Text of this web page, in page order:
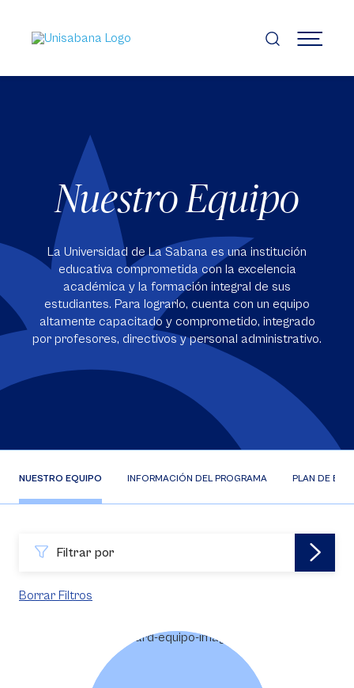
contenido
principal
MENÚ
Nuestro Equipo
La Universidad de La Sabana es una institución
educativa comprometida con la excelencia
académica y la formación integral de sus
estudiantes. Para lograrlo, cuenta con un equipo
altamente capacitado y comprometido, integrado
por profesores, directivos y personal administrativo.
NUESTRO EQUIPO INFORMACIÓN DEL PROGRAMA PLAN DE
Filtrar por
Borrar Filtros